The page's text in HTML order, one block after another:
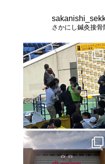
休診のお知らせ
北海道インターハイ２
交通事故治療は《さかに
お盆休みのお知らせ
インターハイ2021
東京オリンピック２０２
さかにし鍼灸接骨